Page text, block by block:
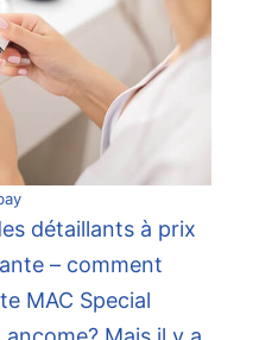
détaillants à prix
– comment
MAC Special